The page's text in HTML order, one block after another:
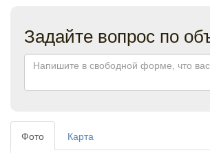
Задайте вопрос по
Фото Карта